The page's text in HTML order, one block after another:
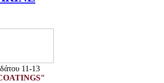
11-13